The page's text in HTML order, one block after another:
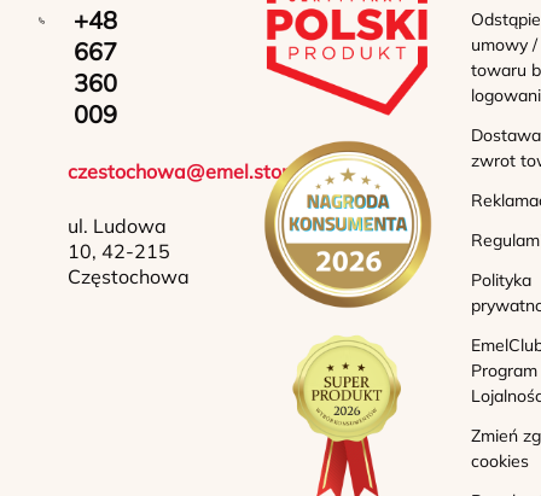
+48
667
360
009
czestochowa@emel.store
ul. Ludowa
10, 42-215
Częstochowa
umowy
towaru
zwrot
Polityka
Program
Zmień
cookies